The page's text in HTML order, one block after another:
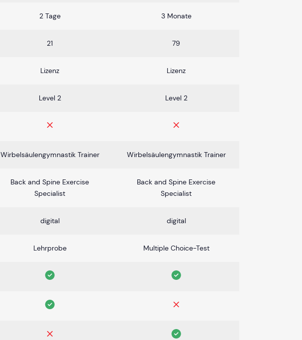
2 Tage 3 Monate
21 79
Lizenz Lizenz
Level 2 Level 2
Wirbelsäulengymnastik Trainer Wirbelsäulengymnastik Trainer
Back and Spine Exercise
Specialist
Back and Spine Exercise
Specialist
digital digital
Lehrprobe Multiple Choice-Test